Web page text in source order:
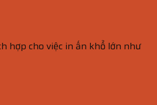
hợp cho việc in ấn khổ lớn như